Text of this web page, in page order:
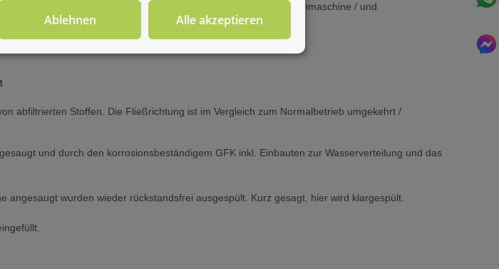
zum aufbereiteten ihres Brunnenwasser zb. auch für Ihre Waschmaschine / und
abfiltrierten Stoffen. Die Fließrichtung ist im Vergleich zum Normalbetrieb umgekehrt /
und durch den korrosionsbeständigem GFK inkl. Einbauten zur Wasserverteilung und das
angesaugt wurden wieder rückstandsfrei ausgespült. Kurz gesagt, hier wird klargespült.
Für diesen Service benötigen Sie WhatsApp. Alternativ
Ablehnen Alle akzeptieren